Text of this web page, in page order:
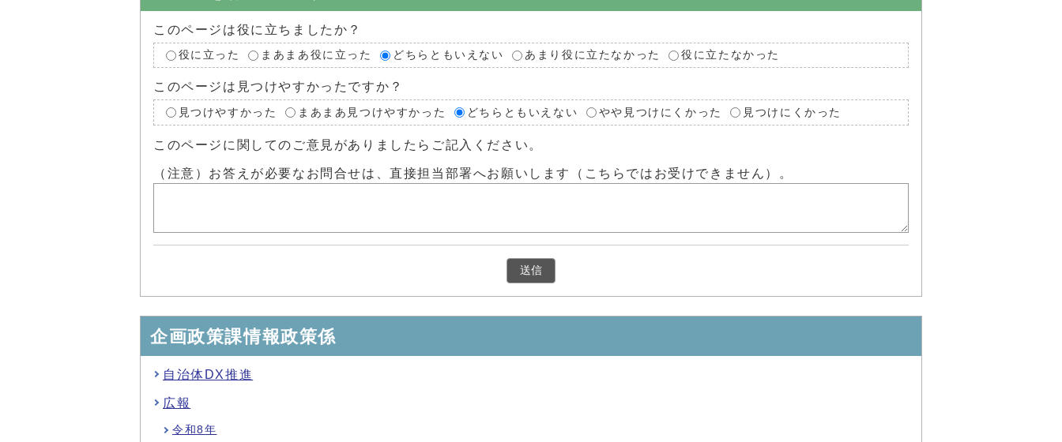
このページは役に立ちましたか？
役に立った まあまあ役に立った どちらともいえない あまり役に立たなかった 役に立たなかった
このページは見つけやすかったですか？
見つけやすかった まあまあ見つけやすかった どちらともいえない やや見つけにくかった 見つけにくかった
このページに関してのご意見がありましたらご記入ください。
（注意）お答えが必要なお問合せは、直接担当部署へお願いします（こちらではお受けできません）。
企画政策課情報政策係
自治体DX推進
広報
令和8年